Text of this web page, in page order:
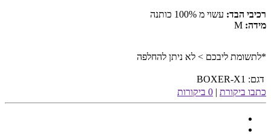
רכיבי הבד: עשוי מ 100% כותנה
מידה: M
*לתשומת ליבכם > לא ניתן להחלפה
דגם: BOXER-X1
כתבו ביקורת | 0 ביקורות